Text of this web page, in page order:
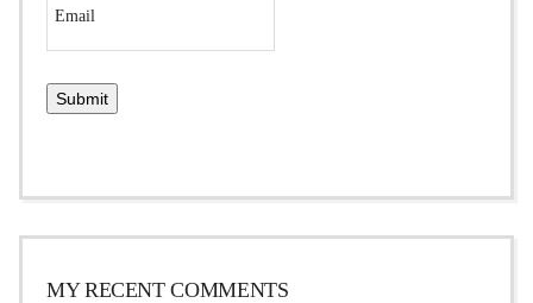
MY RECENT COMMENTS